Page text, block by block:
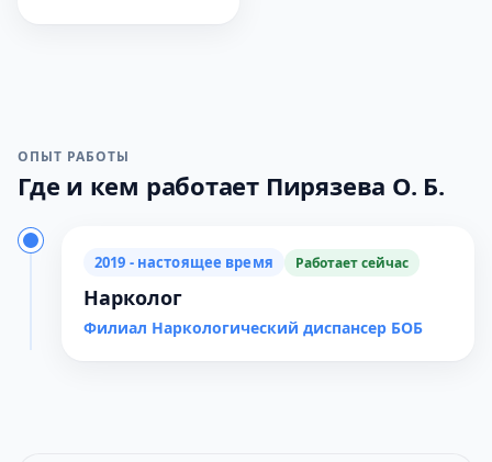
ОПЫТ РАБОТЫ
Где и кем работает Пирязева О. Б.
2019 - настоящее время Работает сейчас
Нарколог
Филиал Наркологический диспансер БОБ